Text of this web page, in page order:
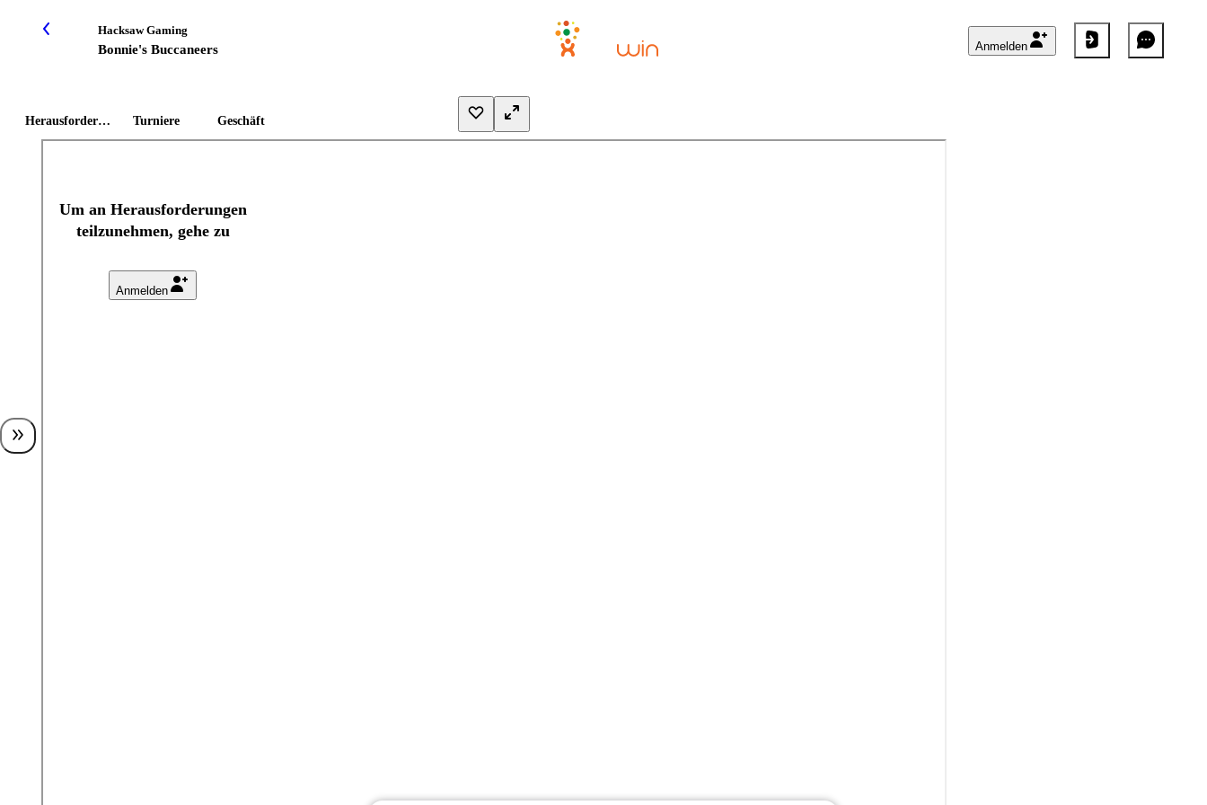
Hacksaw Gaming
Bonnie's Buccaneers Anmelden
Herausforderungen Turniere Geschäft
Um an Herausforderungen
teilzunehmen, gehe zu
Anmelden